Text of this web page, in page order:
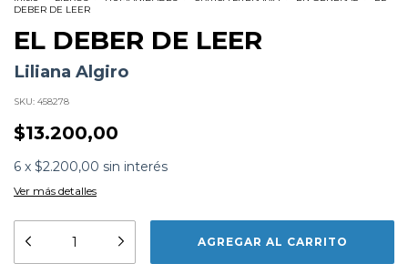
DEBER DE LEER
EL DEBER DE LEER
Liliana Algiro
SKU: 458278
$13.200,00
6 x $2.200,00 sin interés
Ver más detalles
Formato:
LIBROS
Ediciones Del Boulevard